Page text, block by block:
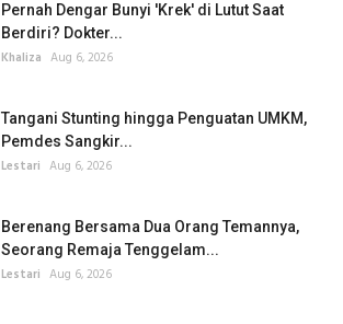
Pernah Dengar Bunyi 'Krek' di Lutut Saat
Berdiri? Dokter...
Khaliza Aug 6, 2026
Tangani Stunting hingga Penguatan UMKM,
Pemdes Sangkir...
Lestari Aug 6, 2026
Berenang Bersama Dua Orang Temannya,
Seorang Remaja Tenggelam...
Lestari Aug 6, 2026